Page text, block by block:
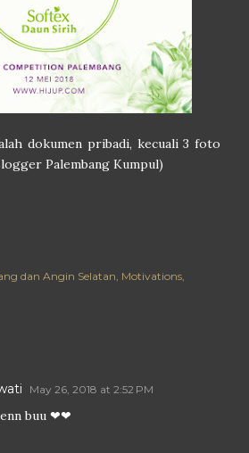
dokumen pribadi, kecuali 3 foto
Palembang Kumpul)
dan Angin Selatan Motivations
May 26, 2018 at 2:52 PM
buu ❤❤